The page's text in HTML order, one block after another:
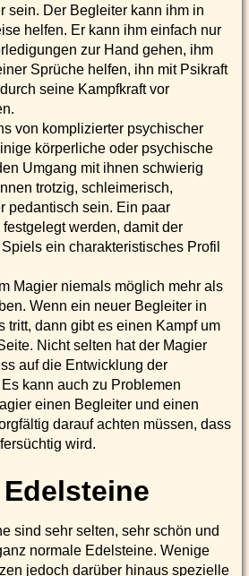
sein. Der Begleiter kann ihm in
helfen. Er kann ihm einfach nur
zur Hand gehen, ihm
Sprüche helfen, ihn mit Psikraft
seine Kampfkraft vor
von komplizierter psychischer
körperliche oder psychische
Umgang mit ihnen schwierig
trotzig, schleimerisch,
pedantisch sein. Ein paar
werden, damit der
ein charakteristisches Profil
Magier niemals möglich mehr als
Wenn ein neuer Begleiter in
tritt, dann gibt es einen Kampf um
Nicht selten hat der Magier
auf die Entwicklung der
kann auch zu Problemen
einen Begleiter und einen
darauf achten müssen, dass
wird.
sind sehr selten, sehr schön und
normale Edelsteine. Wenige
jedoch darüber hinaus spezielle